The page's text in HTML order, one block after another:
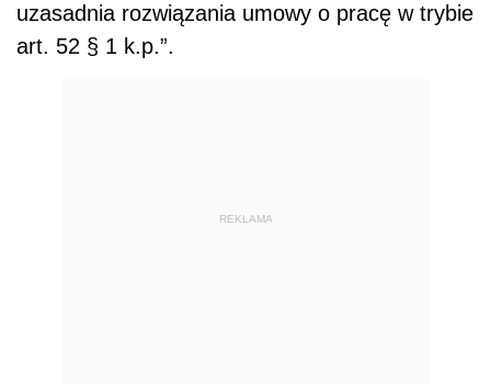
uzasadnia rozwiązania umowy o pracę w trybie
art. 52 § 1 k.p.”.
REKLAMA